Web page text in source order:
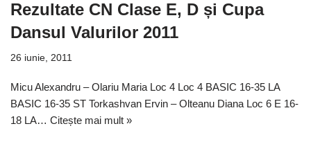
Rezultate CN Clase E, D și Cupa
Dansul Valurilor 2011
26 iunie, 2011
Micu Alexandru – Olariu Maria Loc 4 Loc 4 BASIC 16-35 LA
BASIC 16-35 ST Torkashvan Ervin – Olteanu Diana Loc 6 E 16-
18 LA… Citește mai mult »